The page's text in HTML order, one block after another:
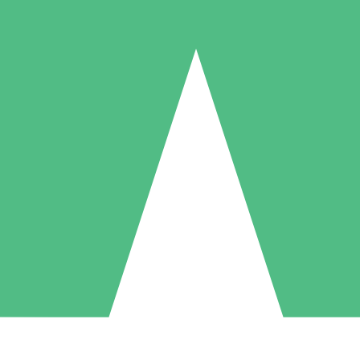
Packs de Crédits Individuels
à l'utilisation avec des crédits de téléchargement. Sans engagement
5 Téléchargements
US$